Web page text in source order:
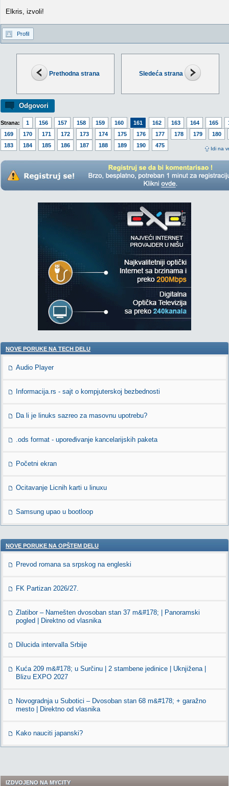
Prethodna strana Sledeća strana
Odgovori
Strana: 1 156 157 158 159 160 161 162 163 164 165
169
170 171 172 173 174 175 176 177 178 179
180
183
184 185 186 187 188 189 190 475
Idi na
Elkris, izvoli!
Profil
NOVE PORUKE NA TECH DELU
Audio Player
Informacija.rs - sajt o kompjuterskoj bezbednosti
Da li je linuks sazreo za masovnu upotrebu?
.ods format - upoređivanje kancelarijskih paketa
Početni ekran
Ocitavanje Licnih karti u linuxu
Samsung upao u bootloop
NOVE PORUKE NA OPŠTEM DELU
Prevod romana sa srpskog na engleski
FK Partizan 2026/27.
Zlatibor – Namešten dvosoban stan 37 m&#178; | Panoramski
pogled | Direktno od vlasnika
Dilucida intervalla Srbije
Kuća 209 m&#178; u Surčinu | 2 stambene jedinice | Uknjižena |
Blizu EXPO 2027
Novogradnja u Subotici – Dvosoban stan 68 m&#178; + garažno
mesto | Direktno od vlasnika
Kako nauciti japanski?
IZDVOJENO NA MYCITY